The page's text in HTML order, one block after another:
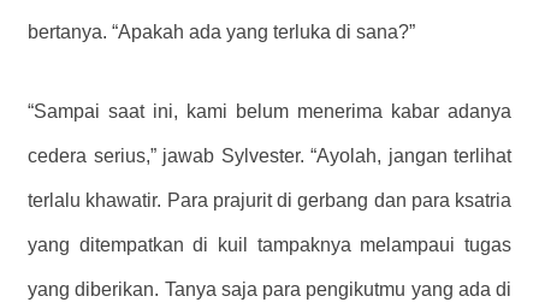
bertanya. “Apakah ada yang terluka di sana?”
“Sampai saat ini, kami belum menerima kabar adanya
cedera serius,” jawab Sylvester. “Ayolah, jangan terlihat
terlalu khawatir. Para prajurit di gerbang dan para ksatria
yang ditempatkan di kuil tampaknya melampaui tugas
yang diberikan. Tanya saja para pengikutmu yang ada di